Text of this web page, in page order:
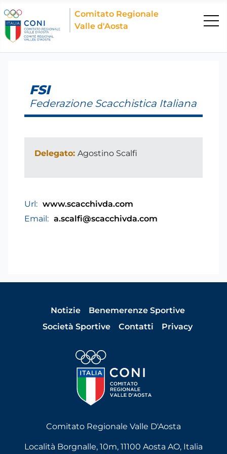
Comitato Regionale
Valle d'Aosta
FSI
Federazione Scacchistica Italiana
Delegato: Agostino Scalfi
Url: www.scacchivda.com
Email: a.scalfi@scacchivda.com
Notizie
Benemerenze Sportive
Società Sportive
Contatti Privacy
Comitato Regionale Valle D'Aosta
Località Borgnalle, 10m, 11100 Aosta AO, Italia